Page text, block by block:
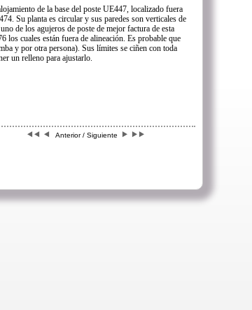
de la base del poste UE447, localizado fuera
Su planta es circular y sus paredes son verticales de
de los agujeros de poste de mejor factura de esta
los cuales están fuera de alineación. Es probable que
y por otra persona). Sus límites se ciñen con toda
un relleno para ajustarlo.
Anterior / Siguiente